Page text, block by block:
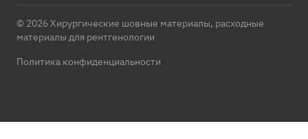
© 2026 Хирургические шовные материалы, расходные
материалы для рентгенологии
Политика конфиденциальности